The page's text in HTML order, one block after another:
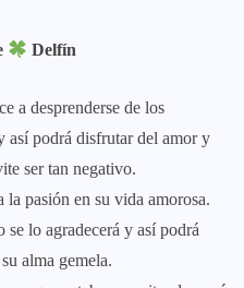
Delfín
a desprenderse de los
así podrá disfrutar del amor y
ser tan negativo.
la pasión en su vida amorosa.
se lo agradecerá y así podrá
alma gemela.